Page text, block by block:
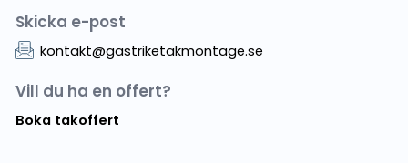
Skicka e-post
kontakt@gastriketakmontage.se
Vill du ha en offert?
Boka takoffert